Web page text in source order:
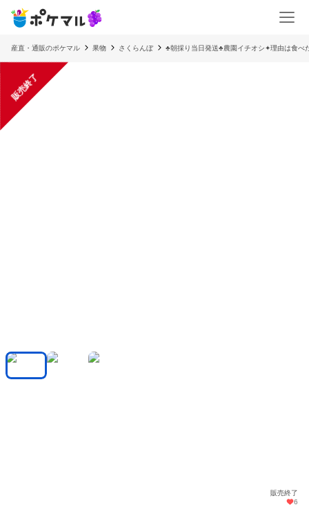
産直・通販のポケマル 果物 さくらんぼ ♣朝採り当日発送♣農園イチオシ✦理由は食べ
販売終了
販売終了
6